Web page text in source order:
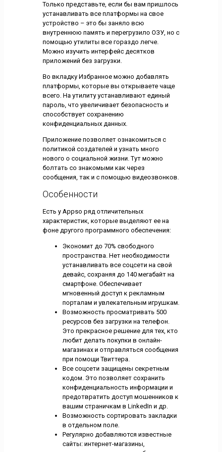
Только представьте, если бы вам пришлось
устанавливать все платформы на свое
устройство – это бы заняло всю
внутреннюю память и перегрузило ОЗУ, но с
помощью утилиты все гораздо легче.
Можно изучить интерфейс десятков
приложений без загрузки.
Во вкладку Избранное можно добавлять
платформы, которые вы открываете чаще
всего. На утилиту устанавливают единый
пароль, что увеличивает безопасность и
способствует сохранению
конфиденциальных данных.
Приложение позволяет ознакомиться с
политикой создателей и узнать много
нового о социальной жизни. Тут можно
болтать со знакомыми как через
сообщения, так и с помощью видеозвонков.
Особенности
Есть у Appso ряд отличительных
характеристик, которые выделяют ее на
фоне другого программного обеспечения:
Экономит до 70% свободного
пространства. Нет необходимости
устанавливать все соцсети на свой
девайс, сохраняя до 140 мегабайт на
смартфоне. Обеспечивает
мгновенный доступ к рекламным
порталам и увлекательным игрушкам.
Возможность просматривать 500
ресурсов без загрузки на телефон.
Это прекрасное решение для тех, кто
любит делать покупки в онлайн-
магазинах и отправляться сообщения
при помощи Твиттера.
Все соцсети защищены секретным
кодом. Это позволяет сохранить
конфиденциальность информации и
предотвратить доступ мошенников к
вашим страничкам в LinkedIn и др.
Возможность сортировать закладки
в отдельном поле.
Регулярно добавляются известные
сайты: интернет-магазины,